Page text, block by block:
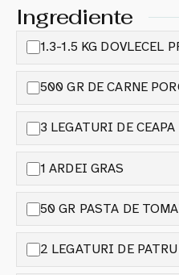
Ingrediente
1.3-1.5 KG DOVLECEL
500 GR DE CARNE
3 LEGATURI DE CEAPA
1 ARDEI GRAS
50 GR PASTA DE
2 LEGATURI DE